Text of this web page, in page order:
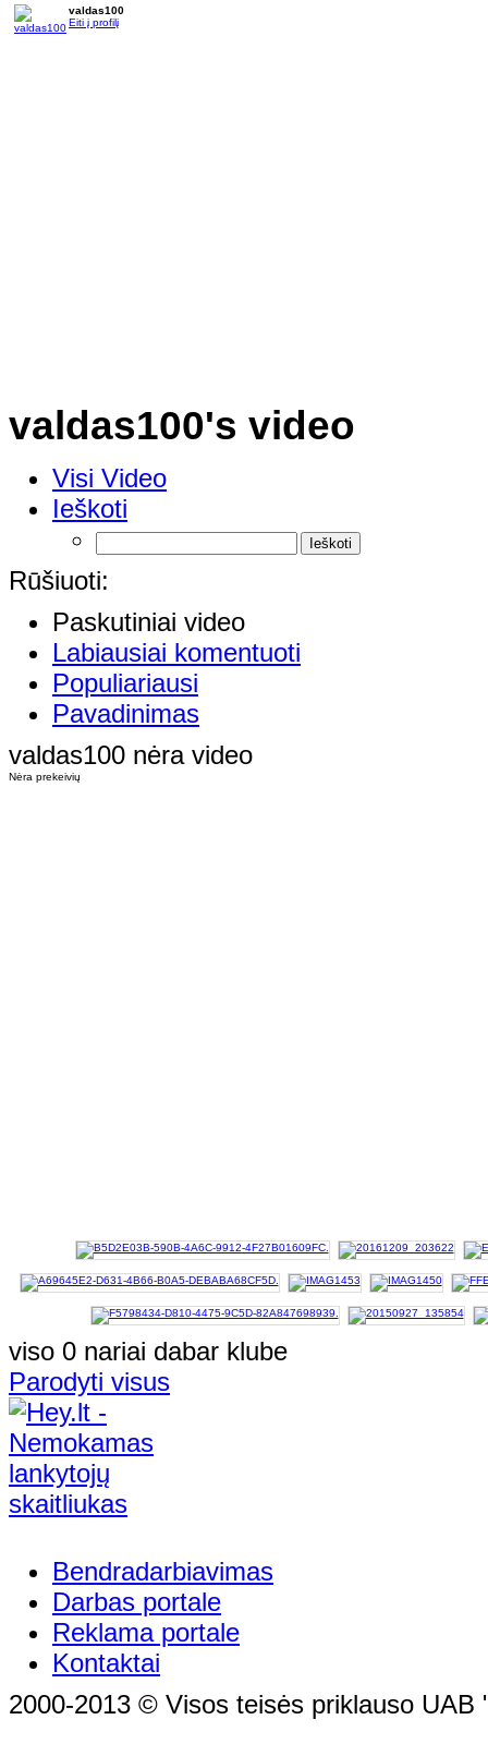
valdas100
Eiti į profilį
valdas100's video
Visi Video
Ieškoti
Rūšiuoti:
Paskutiniai video
Labiausiai komentuoti
Populiariausi
Pavadinimas
valdas100 nėra video
Nėra prekeivių
viso 0 nariai dabar klube
Parodyti visus
Bendradarbiavimas
Darbas portale
Reklama portale
Kontaktai
2000-2013 © Visos teisės priklauso UAB